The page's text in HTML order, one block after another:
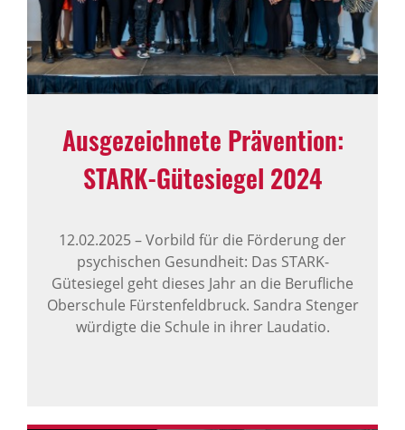
Ausge­zeich­nete Präven­tion:
STARK-​Gütesiegel 2024
12.02.2025–Vorbild für die Förderung der
psychischen Gesundheit: Das STARK-
Gütesiegel geht dieses Jahr an die Berufliche
Oberschule Fürstenfeldbruck. Sandra Stenger
würdigte die Schule in ihrer Laudatio.